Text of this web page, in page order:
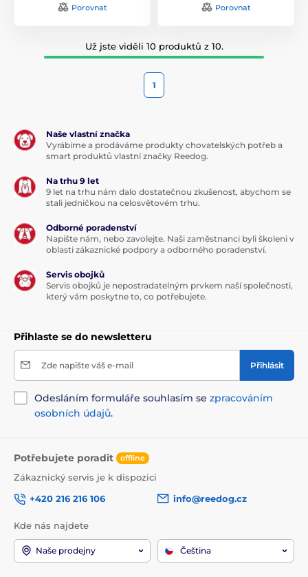
Porovnat Porovnat
Už jste viděli 10 produktů z 10.
1
Naše vlastní značka
Vyrábíme a prodáváme produkty chovatelských potřeb a
smart produktů vlastní značky Reedog.
Na trhu 9 let
9 let na trhu nám dalo dostatečnou zkušenost, abychom se
stali jedničkou na celosvětovém trhu.
Odborné poradenství
Napište nám, nebo zavolejte. Naši zaměstnanci byli školeni v
oblasti zákaznické podpory a odborného poradenství.
Servis obojků
Servis obojků je nepostradatelným prvkem naší společnosti,
který vám poskytne to, co potřebujete.
Přihlaste se do newsletteru
Zde napište váš e-mail Přihlásit
Odesláním formuláře souhlasím se zpracováním
osobních údajů.
Potřebujete poradit offline
Zákaznický servis je k dispozici
+420 216 216 106
info@reedog.cz
Kde nás najdete
Naše prodejny Čeština